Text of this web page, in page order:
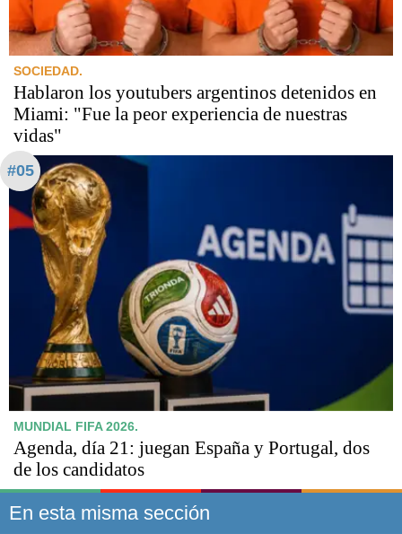
SOCIEDAD.
Hablaron los youtubers argentinos detenidos en
Miami: "Fue la peor experiencia de nuestras
vidas"
#05
MUNDIAL FIFA 2026.
Agenda, día 21: juegan España y Portugal, dos
de los candidatos
En esta misma sección